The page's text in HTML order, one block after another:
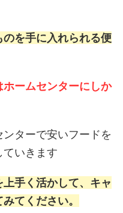
を手に入れられる便
ームセンターにしか
ターで安いフードを
ていきます
手く活かして、キャ
てください。